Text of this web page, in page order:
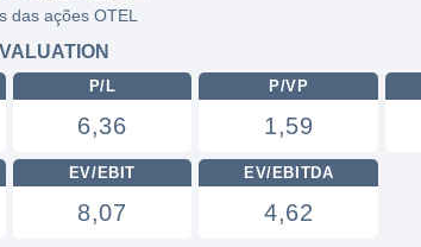
das ações OTEL
P/L
6,36
P/VP
1,59
EV/EBIT
8,07
EV/EBITDA
4,62